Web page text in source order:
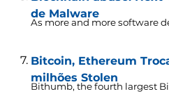
de Malware
As more and more software
Bitcoin, Ethereum
milhões Stolen
Bithumb, the fourth largest